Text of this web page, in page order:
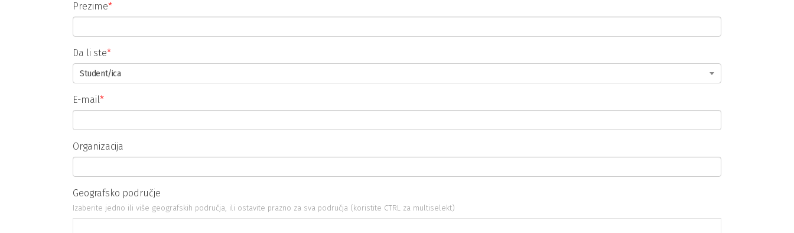
Prezime*
Da li ste*
Student/ica
E-mail*
Organizacija
Geografsko područje
Izaberite jedno ili više geografskih područja, ili ostavite prazno za sva područja (koristite CTRL za multiselekt)